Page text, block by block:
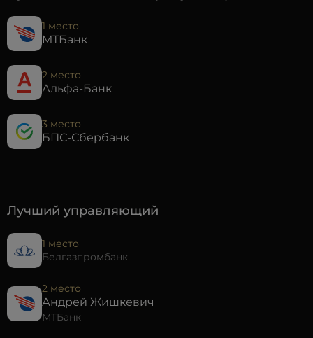
1 место
МТБанк
2 место
Альфа-Банк
3 место
БПС-Сбербанк
Лучший управляющий
1 место
Белгазпромбанк
2 место
Андрей Жишкевич
МТБанк